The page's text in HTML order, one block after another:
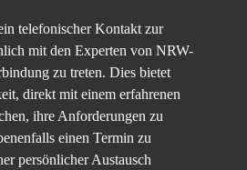
telefonischer Kontakt zur
mit den Experten von NRW-
zu treten. Dies bietet
direkt mit einem erfahrenen
ihre Anforderungen zu
einen Termin zu
persönlicher Austausch